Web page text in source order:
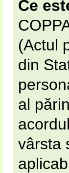
Ce
(Actul
din
al
vârsta